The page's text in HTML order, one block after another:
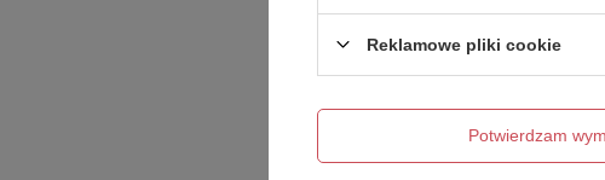
Dodaj własne zdjęcie
Twój email
Reklamowe pliki cookie
Potwierdzam